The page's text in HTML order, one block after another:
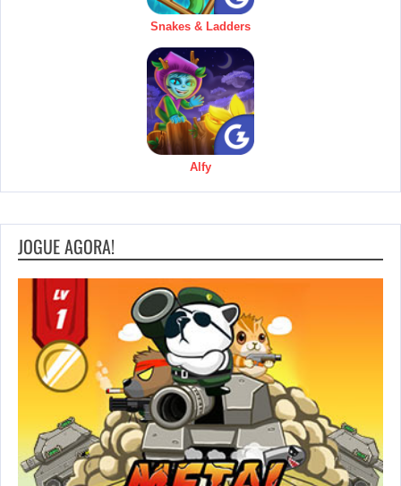
Snakes & Ladders
Alfy
JOGUE AGORA!